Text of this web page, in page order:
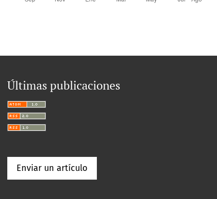
Últimas publicaciones
Enviar un artículo